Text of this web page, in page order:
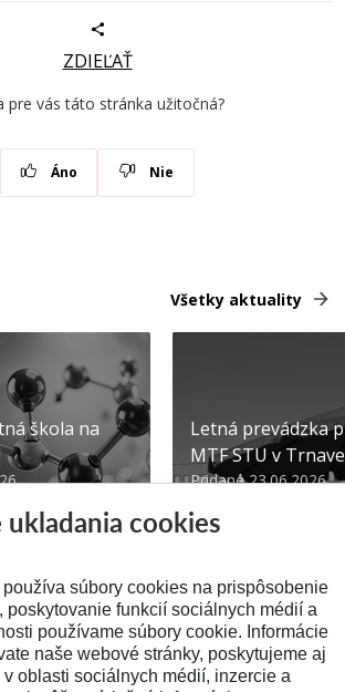
ZDIEĽAŤ
pre vás táto stránka užitočná?
Áno Nie
Všetky aktuality
škola na
Letná prevádzka
MTF STU v Trnave
Pridané 23.06.2026
SPÄŤ NA VRCH
ukladania cookies
súbory cookies na prispôsobenie
poskytovanie funkcií sociálnych médií a
používame súbory cookie. Informácie
naše webové stránky, poskytujeme aj
v oblasti sociálnych médií, inzercie a